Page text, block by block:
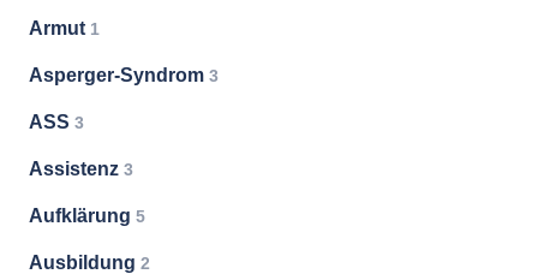
Armut 1
Asperger-Syndrom 3
ASS 3
Assistenz 3
Aufklärung 5
Ausbildung 2